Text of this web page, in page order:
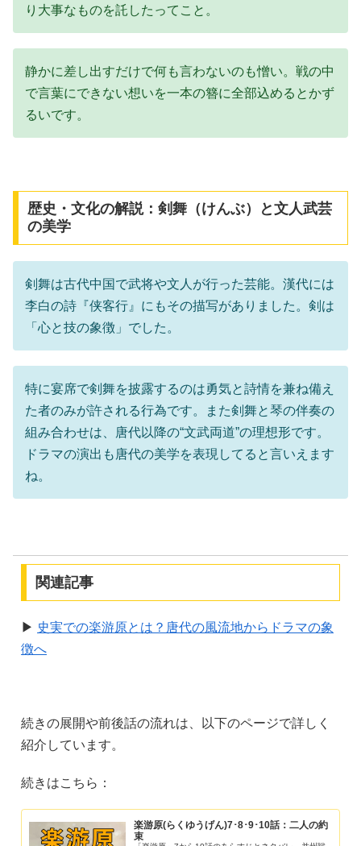
り大事なものを託したってこと。
静かに差し出すだけで何も言わないのも憎い。戦の中
で言葉にできない想いを一本の簪に全部込めるとかず
るいです。
歴史・文化の解説：剣舞（けんぶ）と文人武芸
の美学
剣舞は古代中国で武将や文人が行った芸能。漢代には
李白の詩『侠客行』にもその描写がありました。剣は
「心と技の象徴」でした。
特に宴席で剣舞を披露するのは勇気と詩情を兼ね備え
た者のみが許される行為です。また剣舞と琴の伴奏の
組み合わせは、唐代以降の“文武両道”の理想形です。
ドラマの演出も唐代の美学を表現してると言いえます
ね。
関連記事
▶ 史実での楽游原とは？唐代の風流地からドラマの象
徴へ
続きの展開や前後話の流れは、以下のページで詳しく
紹介しています。
続きはこちら：
楽游原(らくゆうげん)7･8･9･10話：二人の約
束